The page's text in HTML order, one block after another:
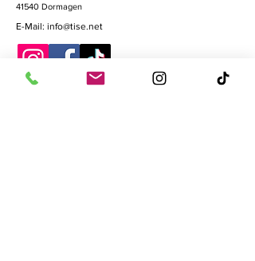
41540 Dormagen
E-Mail: info@tise.net